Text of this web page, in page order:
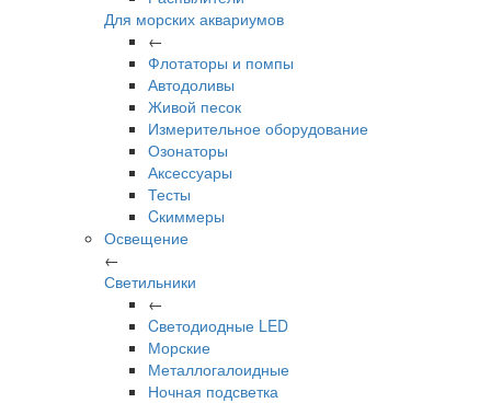
Для морских аквариумов
←
Флотаторы и помпы
Автодоливы
Живой песок
Измерительное оборудование
Озонаторы
Аксессуары
Тесты
Cкиммеры
Освещение
←
Светильники
←
Cветодиодные LED
Морские
Металлогалоидные
Ночная подсветка